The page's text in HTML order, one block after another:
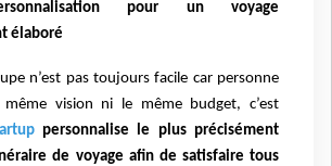
pour un voyage
élaboré
n’est pas toujours facile car personne
vision ni le même budget, c’est
personnalise le plus précisément
de voyage afin de satisfaire tous